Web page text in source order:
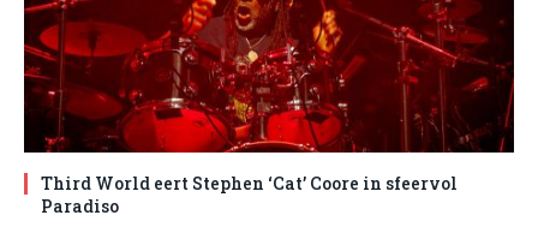
Third World eert Stephen ‘Cat’ Coore in sfeervol
Paradiso